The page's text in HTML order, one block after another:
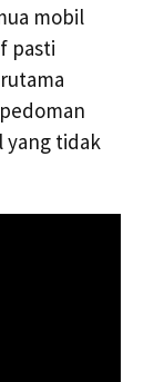
mobil
pasti
yang tidak